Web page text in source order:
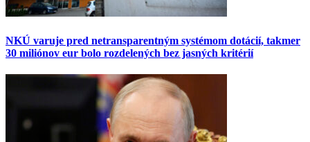
NKÚ varuje pred netransparentným systémom dotácií, takmer
30 miliónov eur bolo rozdelených bez jasných kritérií